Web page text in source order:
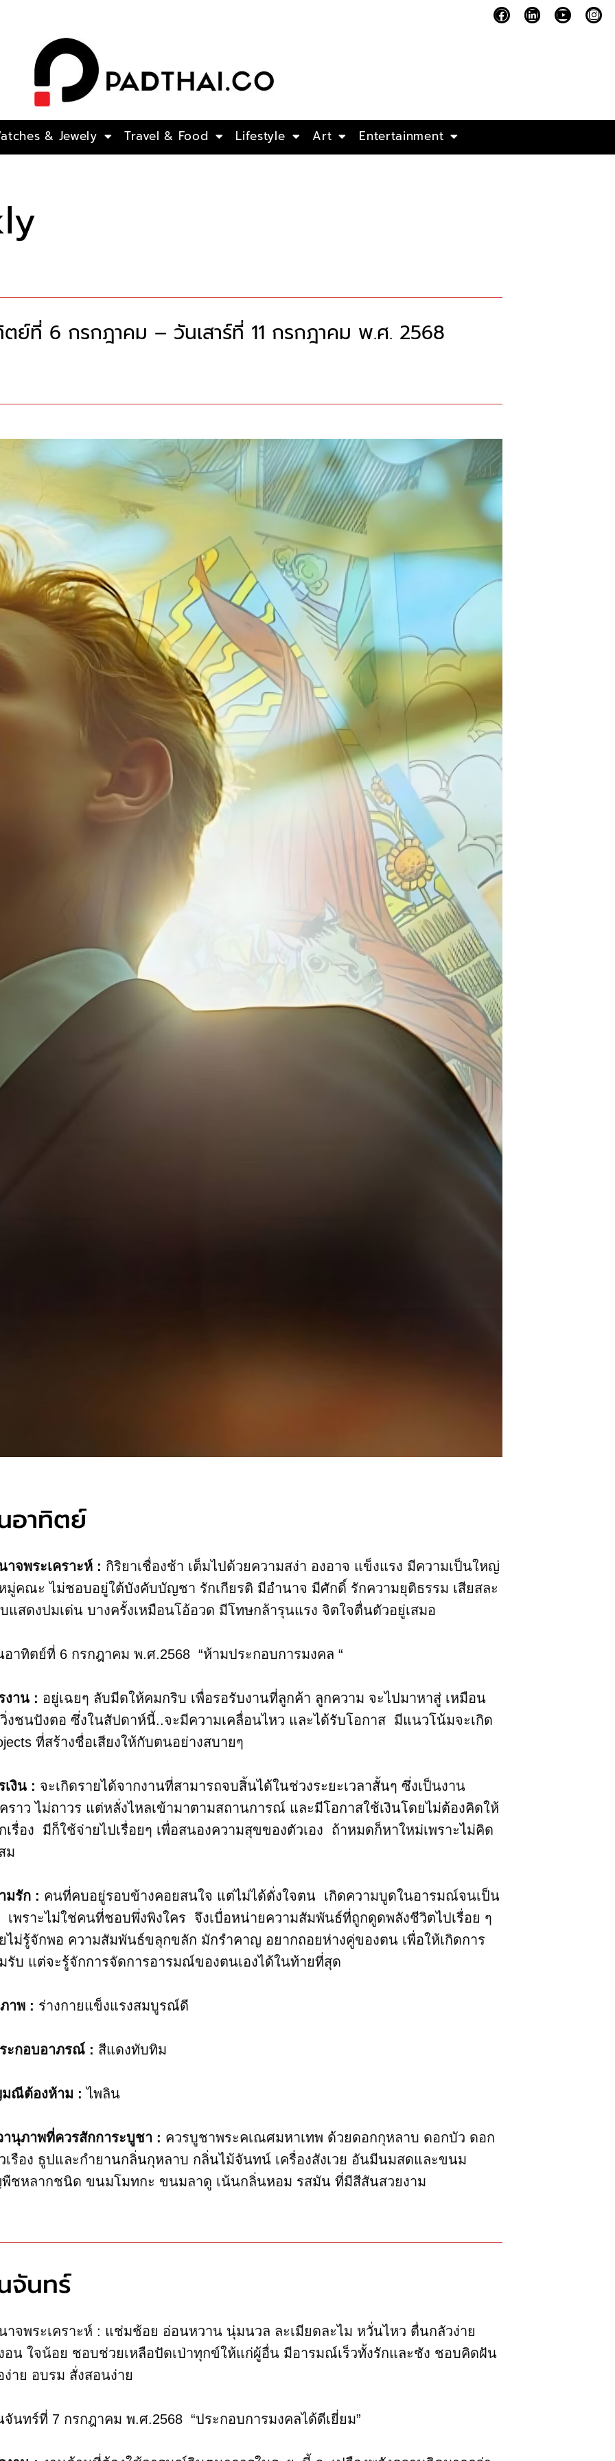
& Jewely Travel & Food Lifestyle Art Entertainment
ย์ที่ 6 กรกฎาคม – วันเสาร์ที่​ 11 กรกฎาคม พ.ศ. 2568
อาทิตย์
าจพระเคราะห์ : กิริยาเชื่องช้า เต็มไปด้วยความสง่า องอาจ แข็งแรง มีความเป็นใหญ่
มู่คณะ ไม่ชอบอยู่ใต้บังคับบัญชา รักเกียรติ มีอำนาจ มีศักดิ์ รักความยุติธรรม เสียสละ
แสดงปมเด่น บางครั้งเหมือนโอ้อวด มีโทษกล้ารุนแรง จิตใจตื่นตัวอยู่เสมอ
อาทิตย์ที่ 6 กรกฎาคม พ.ศ.2568 “ห้ามประกอบการมงคล “
งาน​ : อยู่เฉยๆ ลับมีดให้คมกริบ เพื่อรอรับงานที่ลูกค้า ลูกความ จะไปมาหาสู่ เหมือน
งชนปังตอ ซึ่งในสัปดาห์นี้..จะมีความเคลื่อนไหว และได้รับโอกาส มีแนวโน้มจะเกิด
ที่สร้างชื่อเสียงให้กับตนอย่างสบายๆ
เงิน : จะเกิดรายได้จากงานที่สามารถจบสิ้นได้ในช่วงระยะเวลาสั้นๆ ซึ่งเป็นงาน
ราว ไม่ถาวร แต่หลั่งไหลเข้ามาตามสถานการณ์ และมีโอกาสใช้เงินโดยไม่ต้องคิดให้
เรื่อง มีก็ใช้จ่ายไปเรื่อยๆ เพื่อสนองความสุขของตัวเอง ถ้าหมดก็หาใหม่เพราะไม่คิด
ม
มรัก : คนที่คบอยู่รอบข้างคอยสนใจ แต่ไม่ได้ดั่งใจตน เกิดความบูดในอารมณ์จนเป็น
เพราะไม่ใช่คนที่ชอบพึ่งพิงใคร จึงเบื่อหน่ายความสัมพันธ์ที่ถูกดูดพลังชีวิตไปเรื่อย ๆ
ไม่รู้จักพอ ความสัมพันธ์ขลุกขลัก มักรำคาญ อยากถอยห่างคู่ของตน เพื่อให้เกิดการ
รับ แต่จะรู้จักการจัดการอารมณ์ของตนเองได้ในท้ายที่สุด
าพ : ร่างกายแข็งแรงสมบูรณ์ดี
ะกอบอาภรณ์ : สีแดงทับทิม
ณี​ต้องห้าม :ไพลิน
านุภาพที่ควรสักการะบูชา​ : ควรบูชาพระคเณศมหาเทพ ด้วยดอกกุหลาบ ดอกบัว ดอก
เรือง ธูปและกำยานกลิ่นกุหลาบ กลิ่นไม้จันทน์ เครื่องสังเวย อันมีนมสดและขนม
ชหลากชนิด ขนมโมทกะ ขนมลาดู เน้นกลิ่นหอม รสมัน ที่มีสีสันสวยงาม
จันทร์
าจพระเคราะห์ : แช่มช้อย อ่อนหวาน นุ่มนวล ละเมียดละไม หวั่นไหว ตื่นกลัวง่าย
อน ใจน้อย ชอบช่วยเหลือปัดเป่าทุกข์ให้แก่ผู้อื่น มีอารมณ์เร็วทั้งรักและชัง ชอบคิดฝัน
ง่าย อบรม สั่งสอนง่าย
จันทร์ที่ 7 กรกฎาคม พ.ศ.2568 “ประกอบการมงคลได้ดีเยี่ยม”